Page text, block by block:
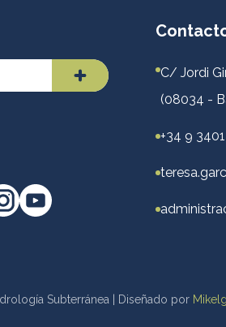
C/ Jordi
(08034 -
+34 9
Subterránea | Diseñado por